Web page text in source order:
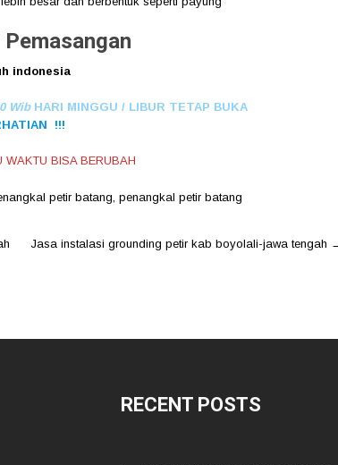
indonesia
WibHARI MINGGU / LIBUR TETAP BUKA
!!!
WAKTU BISA BERUBAH
petir batang, penangkal petir batang
Jasa instalasi grounding petir kab boyolali-jawa tengah
RECENT POSTS